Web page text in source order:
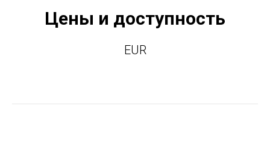
Цены и доступность
EUR